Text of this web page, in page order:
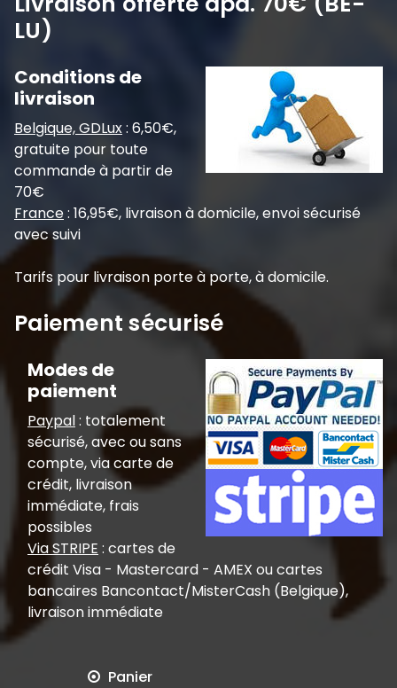
LU)
Conditions de
livraison
Belgique, GDLux: 6,50€,
gratuite pour toute
commande à partir de
70€
France: 16,95€, livraison à domicile, envoi sécurisé
avec suivi
Tarifs pour livraison porte à porte, à domicile.
Paiement sécurisé
Modes de
paiement
Paypal: totalement
sécurisé, avec ou sans
compte, via carte de
crédit, livraison
immédiate, frais
possibles
Via STRIPE : cartes de
crédit Visa - Mastercard - AMEX ou cartes
bancaires Bancontact/MisterCash (Belgique),
livraison immédiate
Panier